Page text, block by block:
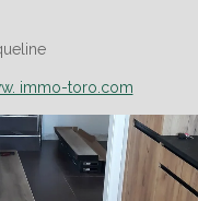
immo-toro.com